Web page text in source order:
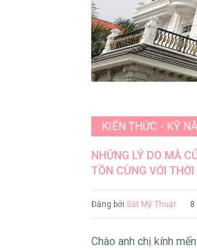
KIẾN THỨC - KỸ
NHỮNG LÝ DO MÀ
TỒN CÙNG VỚI
Đăng bởi Sắt Mỹ Thuật 8
Chào anh chị kính